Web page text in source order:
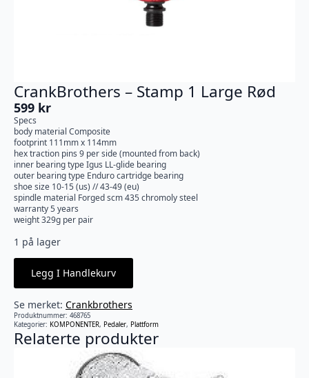
CrankBrothers – Stamp 1 Large Rød
599 kr
Specs
body material Composite
footprint 111mm x 114mm
hex traction pins 9 per side (mounted from back)
inner bearing type Igus LL-glide bearing
outer bearing type Enduro cartridge bearing
shoe size 10-15 (us) // 43-49 (eu)
spindle material Forged scm 435 chromoly steel
warranty 5 years
weight 329g per pair
1 på lager
Legg I Handlekurv
Se merket: Crankbrothers
Produktnummer: 468765
Kategorier: KOMPONENTER, Pedaler, Plattform
Relaterte produkter